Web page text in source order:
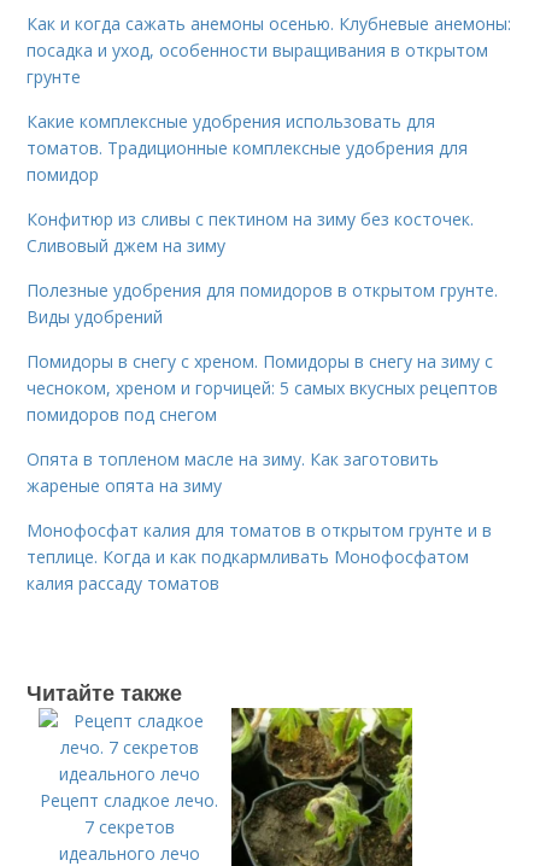
Как и когда сажать анемоны осенью. Клубневые анемоны:
посадка и уход, особенности выращивания в открытом
грунте
Какие комплексные удобрения использовать для
томатов. Традиционные комплексные удобрения для
помидор
Конфитюр из сливы с пектином на зиму без косточек.
Сливовый джем на зиму
Полезные удобрения для помидоров в открытом грунте.
Виды удобрений
Помидоры в снегу с хреном. Помидоры в снегу на зиму с
чесноком, хреном и горчицей: 5 самых вкусных рецептов
помидоров под снегом
Опята в топленом масле на зиму. Как заготовить
жареные опята на зиму
Монофосфат калия для томатов в открытом грунте и в
теплице. Когда и как подкармливать Монофосфатом
калия рассаду томатов
Читайте также
Рецепт сладкое лечо.
7 секретов
идеального лечо